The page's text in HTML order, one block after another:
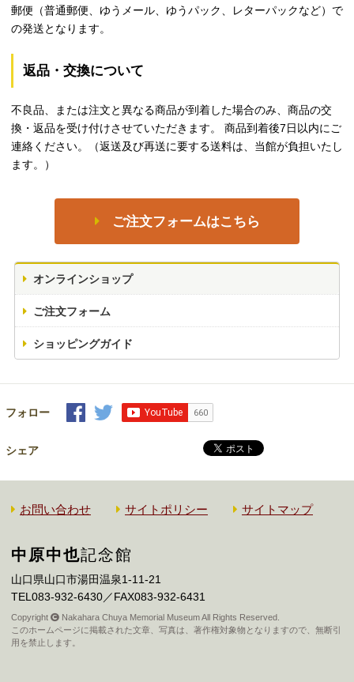
オンラインショップ
ご注文フォーム
ショッピングガイド
郵便（普通郵便、ゆうメール、ゆうパック、レターパックなど）で
の発送となります。
返品・交換について
不良品、または注文と異なる商品が到着した場合のみ、商品の交
換・返品を受け付けさせていただきます。 商品到着後7日以内にご
連絡ください。（返送及び再送に要する送料は、当館が負担いたし
ます。）
ご注文フォームはこちら
フォロー
シェア
お問い合わせ サイトポリシー サイトマップ
中原中也記念館
山口県山口市湯田温泉1-11-21
TEL083-932-6430／FAX083-932-6431
Copyright
Nakahara Chuya Memorial Museum All Rights Reserved.
このホームページに掲載された文章、写真は、著作権対象物となりますので、無断引
用を禁止します。